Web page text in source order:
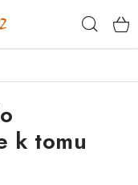
k tomu